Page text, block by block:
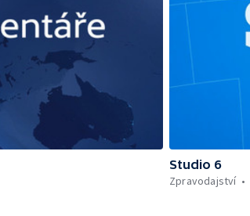
Studio 6
Zpravodajství